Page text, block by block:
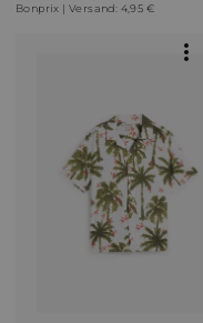
Bonprix | Versand: 4,95 €